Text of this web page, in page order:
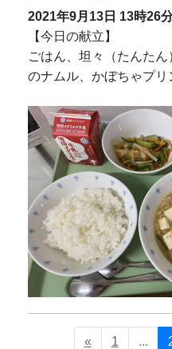
2021年9月13日 13時26
【今日の献立】
ごはん、坦々（たんた
のナムル、かぼちゃプリ
« 1 ...